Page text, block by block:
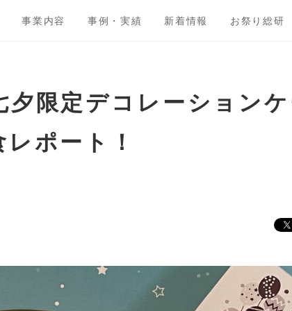
事業内容 事例・実績 新着情報 お祭り総研
夕限定デコレーション
ポート！